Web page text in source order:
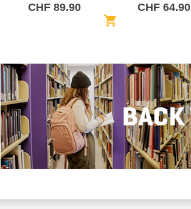
CHF 89.90
shopping_cart
CHF 64.90